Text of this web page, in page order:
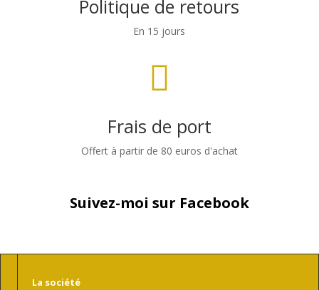
Politique de retours
En 15 jours

Frais de port
Offert à partir de 80 euros d'achat
Suivez-moi sur Facebook
La société